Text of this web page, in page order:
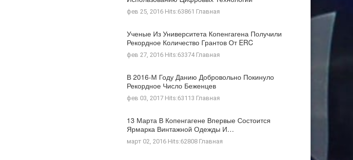
фев 25, 2016 Hits:63861 Главная
Ученые Из Университета Копенгагена Получили
Рекордное Количество Грантов От ERC
фев 27, 2016 Hits:63374 Главная
В 2016-М Году Данию Добровольно Покинуло
Рекордное Число Беженцев
фев 03, 2017 Hits:63113 Главная
13 Марта В Копенгагене Впервые Состоится
Ярмарка Винтажной Одежды И…
март 02, 2016 Hits:62808 Главная